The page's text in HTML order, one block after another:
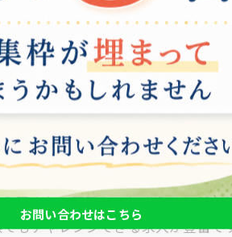
なく、自分たちで何かを作ると
ど、商品を作る作業を提供してい
うすることで、彼らは商品を通
自己実現の一環として企業活動
理由から躊躇してしまうことが
もチャレンジできる求人が豊富
お問い合わせはこちら